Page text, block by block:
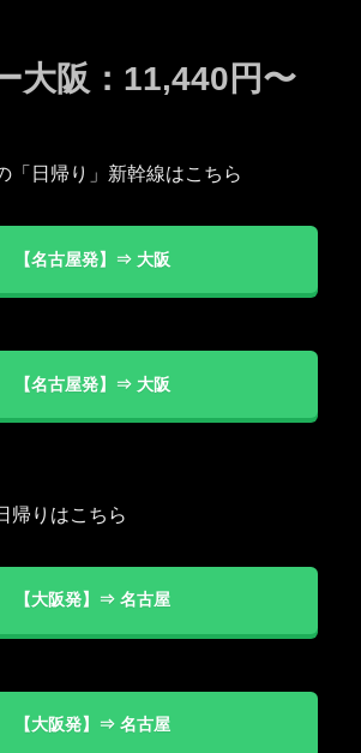
大阪：11,440円〜
「日帰り」新幹線はこちら
【名古屋発】⇒ 大阪
【名古屋発】⇒ 大阪
帰りはこちら
【大阪発】⇒ 名古屋
【大阪発】⇒ 名古屋